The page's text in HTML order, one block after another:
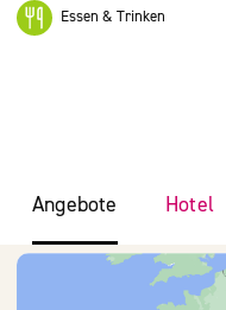
Essen & Trinken
Angebote Hotel